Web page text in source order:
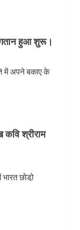
हुआ शुरू।
में अपने बकाए के
कवि श्रीराम
छोडो़